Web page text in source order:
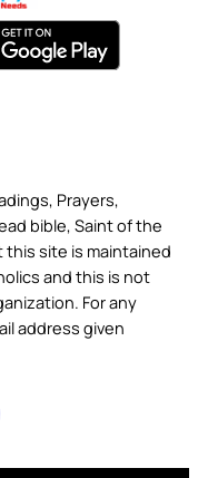
Prayers,
bible, Saint of the
this site is maintained
and this is not
For any
address given